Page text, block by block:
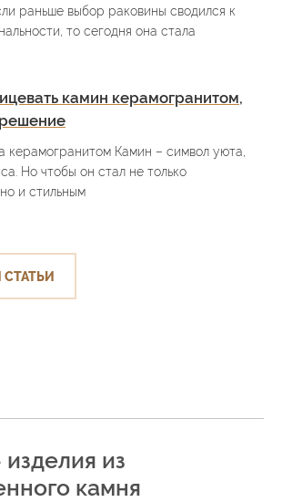
раньше выбор раковины сводился к
то сегодня она стала
камин керамогранитом,
керамогранитом Камин – символ уюта,
Но чтобы он стал не только
и стильным
СТАТЬИ
из
камня